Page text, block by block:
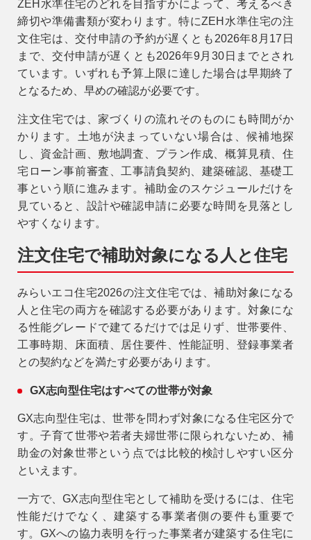
ZEH水準住宅のどれを目指すかによって、考えるべき
締切や準備書類が変わります。特にZEH水準住宅の注
文住宅は、交付申請の予約が遅くとも2026年8月17日
まで、交付申請が遅くとも2026年9月30日までとされ
ています。いずれも予算上限に達した場合は早期終了
となるため、早めの確認が必要です。
注文住宅では、家づくりの流れそのものにも時間がか
かります。土地が決まっていない場合は、候補地探
し、資金計画、敷地調査、プラン作成、概算見積、住
宅ローン事前審査、工事請負契約、建築確認、基礎工
事という順に進みます。補助金のスケジュールだけを
見ていると、設計や確認申請に必要な時間を見落とし
やすくなります。
注文住宅で補助対象になる人と住宅
みらいエコ住宅2026の注文住宅では、補助対象になる
人と住宅の両方を確認する必要があります。対象にな
る性能グレードで建てるだけでは足りず、世帯要件、
工事時期、床面積、居住要件、性能証明、登録事業者
との契約などを満たす必要があります。
GX志向型住宅はすべての世帯が対象
GX志向型住宅は、世帯を問わず対象になる住宅区分で
す。子育て世帯や若者夫婦世帯に限られないため、補
助金の対象世帯という点では比較的検討しやすい区分
といえます。
一方で、GX志向型住宅として補助を受けるには、住宅
性能だけでなく、建築する事業者側の要件も重要で
す。GXへの協力表明を行った事業者が建築する住宅に